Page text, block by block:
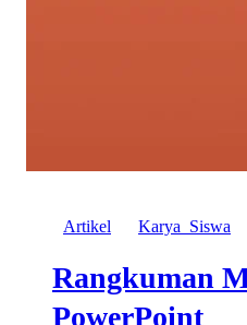
Artikel Karya_Siswa
Rangkuman
PowerPoint